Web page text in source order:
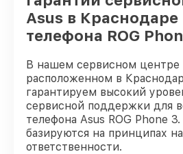
Asus в
телефона ROG
В нашем сервисном центре
расположенном в
гарантируем высокий
сервисной поддержки для
телефона Asus ROG Phone
базируются на принципах
ответственности.